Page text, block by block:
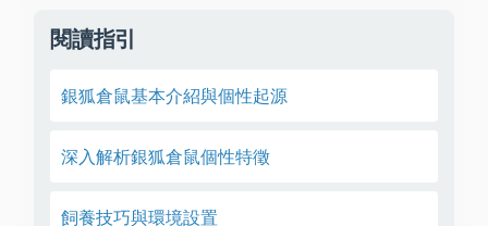
閱讀指引
銀狐倉鼠基本介紹與個性起源
深入解析銀狐倉鼠個性特徵
飼養技巧與環境設置